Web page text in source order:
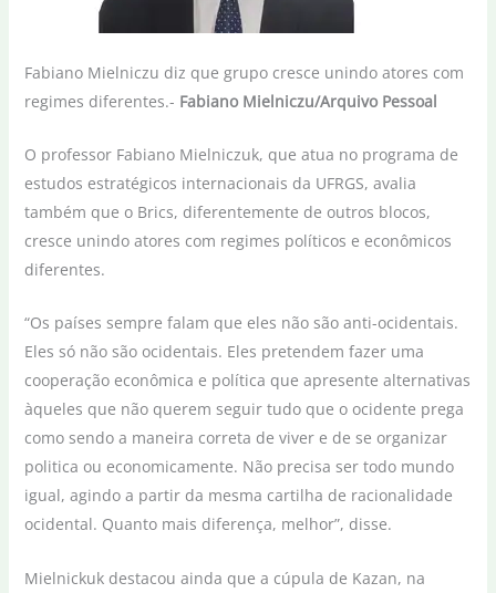
Fabiano Mielniczu diz que grupo cresce unindo atores com
regimes diferentes.- Fabiano Mielniczu/Arquivo Pessoal
O professor Fabiano Mielniczuk, que atua no programa de
estudos estratégicos internacionais da UFRGS, avalia
também que o Brics, diferentemente de outros blocos,
cresce unindo atores com regimes políticos e econômicos
diferentes.
“Os países sempre falam que eles não são anti-ocidentais.
Eles só não são ocidentais. Eles pretendem fazer uma
cooperação econômica e política que apresente alternativas
àqueles que não querem seguir tudo que o ocidente prega
como sendo a maneira correta de viver e de se organizar
politica ou economicamente. Não precisa ser todo mundo
igual, agindo a partir da mesma cartilha de racionalidade
ocidental. Quanto mais diferença, melhor”, disse.
Mielnickuk destacou ainda que a cúpula de Kazan, na